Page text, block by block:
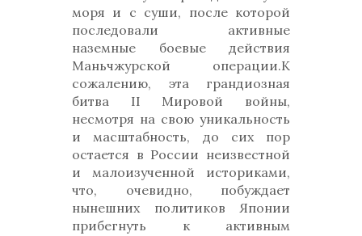
моря и с суши, после которой
последовали активные
наземные боевые действия
Маньчжурской операции.К
сожалению, эта грандиозная
битва II Мировой войны,
несмотря на свою уникальность
и масштабность, до сих пор
остается в России неизвестной
и малоизученной историками,
что, очевидно, побуждает
нынешних политиков Японии
прибегнуть к активным